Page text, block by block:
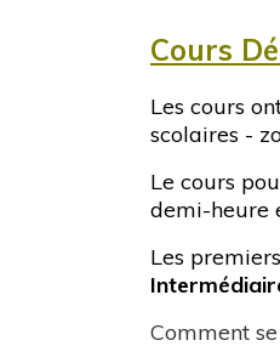
Cours
Les cours
scolaires -
Le cours
demi-heure
Les
Comment